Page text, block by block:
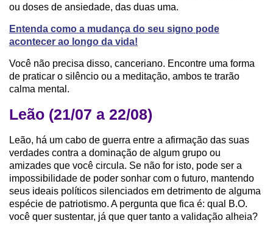
ou doses de ansiedade, das duas uma.
Entenda como a mudança do seu signo pode
acontecer ao longo da vida!
Você não precisa disso, canceriano. Encontre uma forma
de praticar o silêncio ou a meditação, ambos te trarão
calma mental.
Leão (21/07 a 22/08)
Leão, há um cabo de guerra entre a afirmação das suas
verdades contra a dominação de algum grupo ou
amizades que você circula. Se não for isto, pode ser a
impossibilidade de poder sonhar com o futuro, mantendo
seus ideais políticos silenciados em detrimento de alguma
espécie de patriotismo. A pergunta que fica é: qual B.O.
você quer sustentar, já que quer tanto a validação alheia?